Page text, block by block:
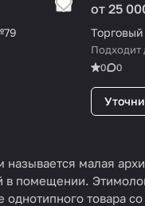
от 25
Подходит
0 0
называется малая
в помещении.
однотипного товара